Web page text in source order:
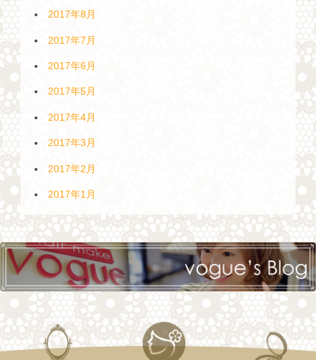
2017年8月
2017年7月
2017年6月
2017年5月
2017年4月
2017年3月
2017年2月
2017年1月